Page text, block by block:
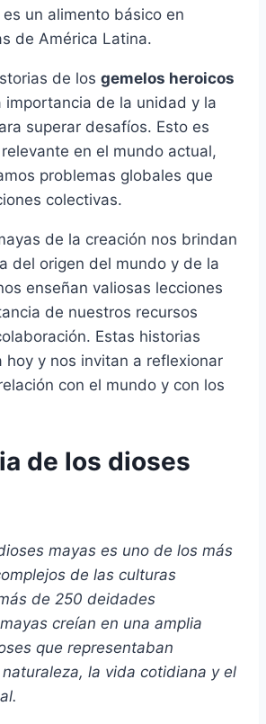
es un alimento básico en
de América Latina.
de los gemelos heroicos
importancia de la unidad y la
superar desafíos. Esto es
en el mundo actual,
problemas globales que
colectivas.
de la creación nos brindan
del origen del mundo y de la
enseñan valiosas lecciones
de nuestros recursos
Estas historias
hoy y nos invitan a reflexionar
con el mundo y con los
de los dioses
mayas es uno de los más
de las culturas
de 250 deidades
creían en una amplia
que representaban
la vida cotidiana y el